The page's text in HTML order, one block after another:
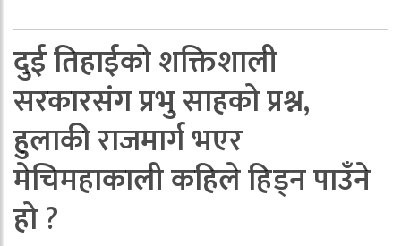
दुई तिहाईको शक्तिशाली
सरकारसंग प्रभु साहको प्रश्न,
हुलाकी राजमार्ग भएर
मेचिमहाकाली कहिले हिड्न पाउँने
हो ?